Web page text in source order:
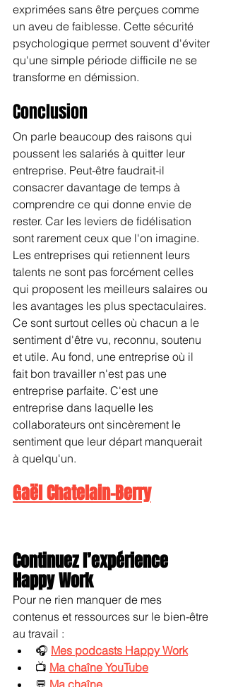
exprimées sans être perçues comme
un aveu de faiblesse. Cette sécurité
psychologique permet souvent d'éviter
qu'une simple période difficile ne se
transforme en démission.
Conclusion
On parle beaucoup des raisons qui
poussent les salariés à quitter leur
entreprise. Peut-être faudrait-il
consacrer davantage de temps à
comprendre ce qui donne envie de
rester. Car les leviers de fidélisation
sont rarement ceux que l'on imagine.
Les entreprises qui retiennent leurs
talents ne sont pas forcément celles
qui proposent les meilleurs salaires ou
les avantages les plus spectaculaires.
Ce sont surtout celles où chacun a le
sentiment d'être vu, reconnu, soutenu
et utile. Au fond, une entreprise où il
fait bon travailler n'est pas une
entreprise parfaite. C'est une
entreprise dans laquelle les
collaborateurs ont sincèrement le
sentiment que leur départ manquerait
à quelqu'un.
Gaël Chatelain-Berry
Continuez l’expérience
Happy Work
Pour ne rien manquer de mes
contenus et ressources sur le bien-être
au travail :
🎧 Mes podcasts Happy Work
📺 Ma chaîne YouTube
💬 Ma chaîne